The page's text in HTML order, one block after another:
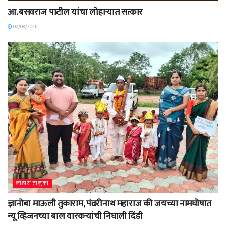
आ. बसवराज पाटील यांचा लोहाऱ्यात सत्कार
02/08/2026
लोहारा तालुका
ज्ञानोबा माऊली तुकाराम, पंढरीनाथ महाराज की जयच्या नामघोषात
न्यू व्हिजनच्या बाल वारकऱ्यांची निघाली दिंडी